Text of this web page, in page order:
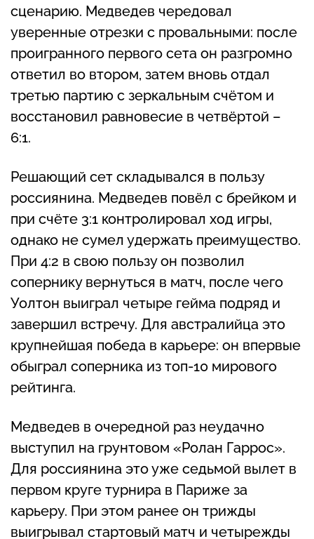
сценарию. Медведев чередовал
уверенные отрезки с провальными: после
проигранного первого сета он разгромно
ответил во втором, затем вновь отдал
третью партию с зеркальным счётом и
восстановил равновесие в четвёртой –
6:1.
Решающий сет складывался в пользу
россиянина. Медведев повёл с брейком и
при счёте 3:1 контролировал ход игры,
однако не сумел удержать преимущество.
При 4:2 в свою пользу он позволил
сопернику вернуться в матч, после чего
Уолтон выиграл четыре гейма подряд и
завершил встречу. Для австралийца это
крупнейшая победа в карьере: он впервые
обыграл соперника из топ-10 мирового
рейтинга.
Медведев в очередной раз неудачно
выступил на грунтовом «Ролан Гаррос».
Для россиянина это уже седьмой вылет в
первом круге турнира в Париже за
карьеру. При этом ранее он трижды
выигрывал стартовый матч и четырежды